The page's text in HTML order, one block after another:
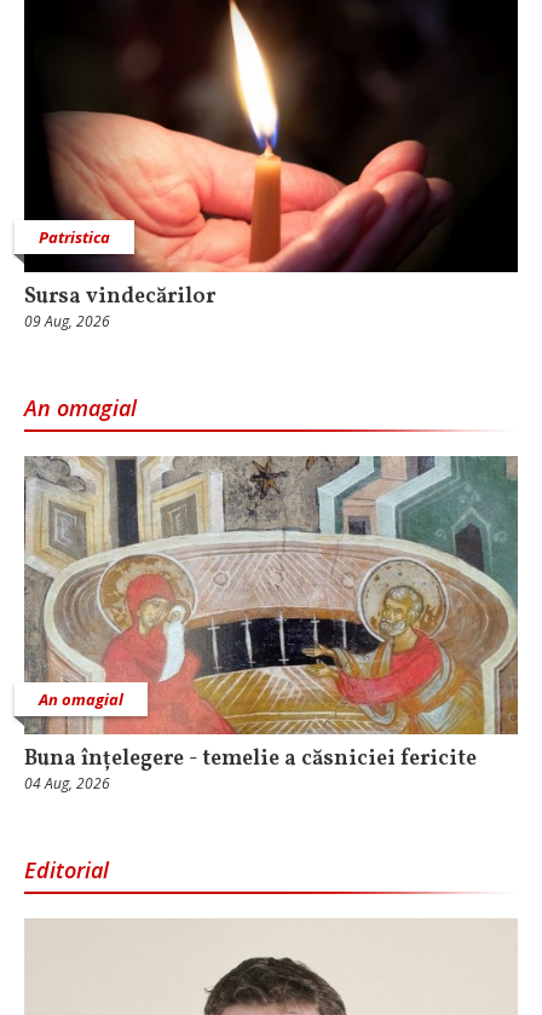
Patristica
Sursa vindecărilor
09 Aug, 2026
An omagial
An omagial
Buna înțelegere - temelie a căsniciei fericite
04 Aug, 2026
Editorial